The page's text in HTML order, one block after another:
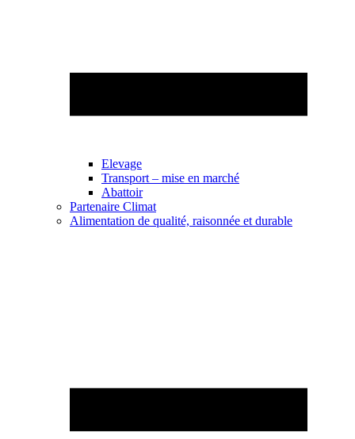
Elevage
Transport – mise en marché
Abattoir
Partenaire Climat
Alimentation de qualité, raisonnée et durable